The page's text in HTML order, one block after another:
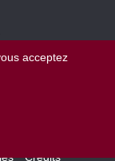
acceptez
Crédits